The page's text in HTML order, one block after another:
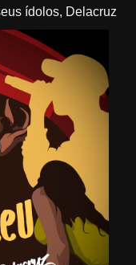
ídolos, Delacruz